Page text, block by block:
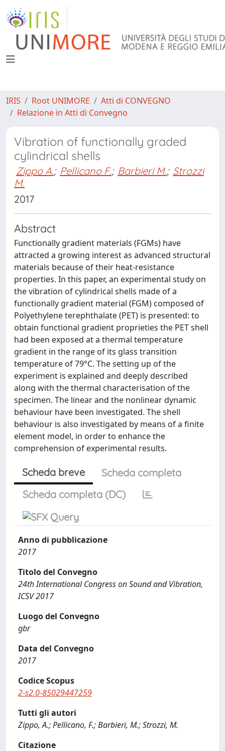
IRIS Root UNIMORE
Atti di CONVEGNO
Relazione in Atti di Convegno
Vibration of functionally graded
cylindrical shells
Zippo A.; Pellicano F.; Barbieri M.; Strozzi
M.
2017
Abstract
Functionally gradient materials (FGMs) have
attracted a growing interest as advanced structural
materials because of their heat-resistance
properties. In this paper, an experimental study on
the vibration of cylindrical shells made of a
functionally gradient material (FGM) composed of
Polyethylene terephthalate (PET) is presented: to
obtain functional gradient proprieties the PET shell
had been exposed at a thermal temperature
gradient in the range of its glass transition
temperature of 79°C. The setting up of the
experiment is explained and deeply described
along with the thermal characterisation of the
specimen. The linear and the nonlinear dynamic
behaviour have been investigated. The shell
behaviour is also investigated by means of a finite
element model, in order to enhance the
comprehension of experimental results.
Scheda breve
Scheda completa
Scheda completa (DC)
Anno di pubblicazione
2017
Titolo del Convegno
24th International Congress on Sound and Vibration,
ICSV 2017
Luogo del Convegno
gbr
Data del Convegno
2017
Codice Scopus
2-s2.0-85029447259
Tutti gli autori
Zippo, A.; Pellicano, F.; Barbieri, M.; Strozzi, M.
Citazione